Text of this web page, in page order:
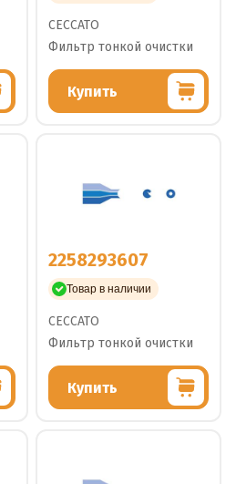
CECCATO
Фильтр тонкой очистки
Купить
2258293607
Товар в наличии
CECCATO
Фильтр тонкой очистки
Купить